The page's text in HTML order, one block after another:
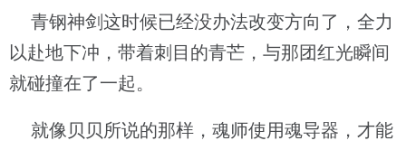
青钢神剑这时候已经没办法改变方向了，全力
以赴地下冲，带着刺目的青芒，与那团红光瞬间
就碰撞在了一起。
就像贝贝所说的那样，魂师使用魂导器，才能